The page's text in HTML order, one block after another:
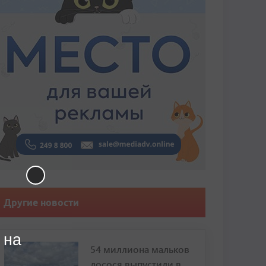
Другие новости
54 миллиона мальков